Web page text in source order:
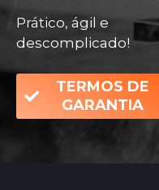
Prático, ágil e
descomplicado!
TERMOS DE
GARANTIA